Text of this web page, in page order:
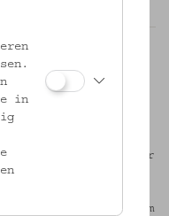
am Otto Wagner
ein vielfältiges
Angeboten,
Netzwerken sowie zum
in